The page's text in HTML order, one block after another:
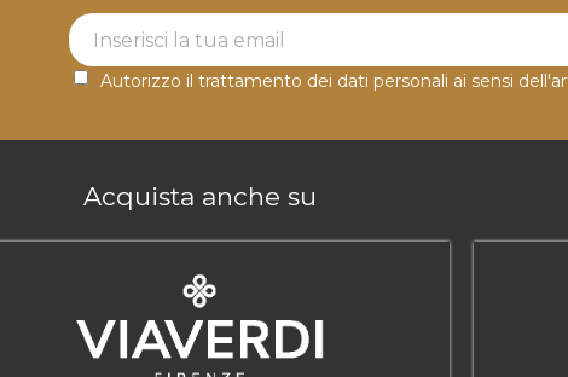
Newsletter Label
Autorizzo il trattamento dei dati personali ai sensi
Acquista anche su